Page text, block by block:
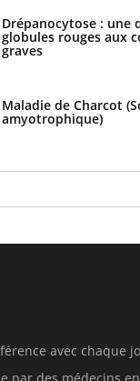
Drépanocytose : une
globules rouges aux
graves
Maladie de Charcot
amyotrophique)
avec chaque